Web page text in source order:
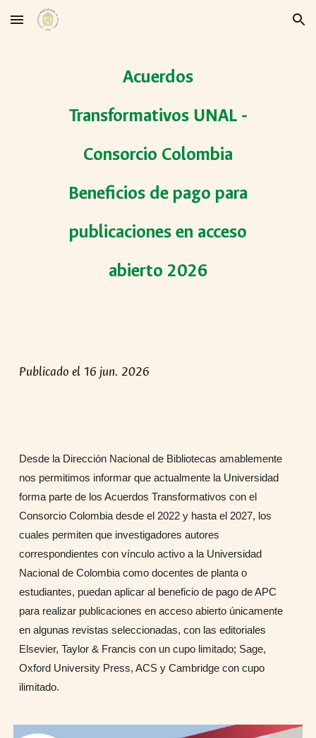
Skip to main content Skip to navigation
Acuerdos
Transformativos UNAL -
Consorcio Colombia
Beneficios de pago para
publicaciones en acceso
abierto 2026
Publicado el 16 jun. 2026
Desde la Dirección Nacional de Bibliotecas amablemente
nos permitimos informar que actualmente la Universidad
forma parte de los Acuerdos Transformativos con el
Consorcio Colombia desde el 2022 y hasta el 2027, los
cuales permiten que investigadores autores
correspondientes con vínculo activo a la Universidad
Nacional de Colombia como docentes de planta o
estudiantes, puedan aplicar al beneficio de pago de APC
para realizar publicaciones en acceso abierto únicamente
en algunas revistas seleccionadas, con las editoriales
Elsevier, Taylor & Francis con un cupo limitado; Sage,
Oxford University Press, ACS y Cambridge con cupo
ilimitado.